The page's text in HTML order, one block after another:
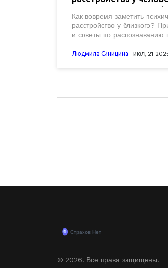
простые признаки и
Как вовремя заметить
расстройство у близкого?
и советы по распознаванию
Людмила Синицина июл, 21
© 2026. Все права защищены.